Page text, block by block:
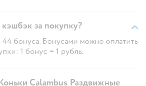
за покупку?
44 бонуса. Бонусами можно оплатить
1 бонус = 1 рубль.
Calambus Раздвижные